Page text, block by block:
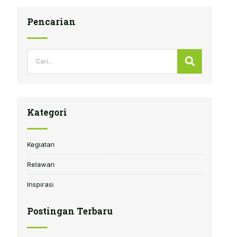
Pencarian
Search
Kategori
Kegiatan
Relawan
Inspirasi
Postingan Terbaru